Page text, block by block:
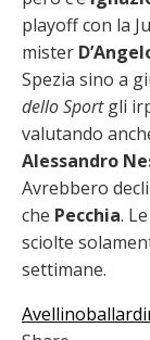
playoff con la
mister
Spezia sino a
dello Sportgli
valutando
Alessandro
Avrebbero
che Pecchia.
sciolte
settimane.
Avellino